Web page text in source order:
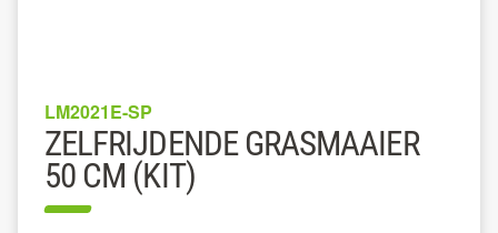
LM2021E-SP
ZELFRIJDENDE GRASMAAIER
50 CM (KIT)